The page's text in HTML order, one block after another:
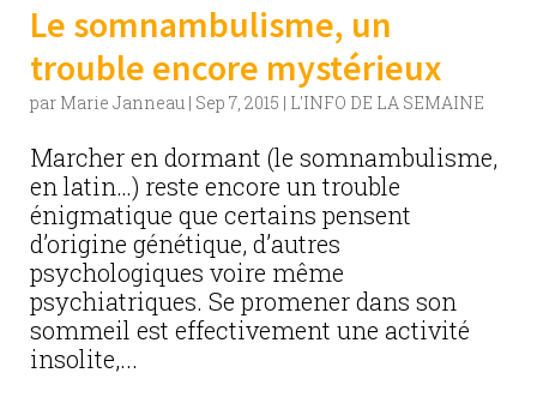
Le somnambulisme, un
trouble encore mystérieux
par Marie Janneau | Sep 7, 2015 | L'INFO DE LA SEMAINE
Marcher en dormant (le somnambulisme,
en latin…) reste encore un trouble
énigmatique que certains pensent
d’origine génétique, d’autres
psychologiques voire même
psychiatriques. Se promener dans son
sommeil est effectivement une activité
insolite,...